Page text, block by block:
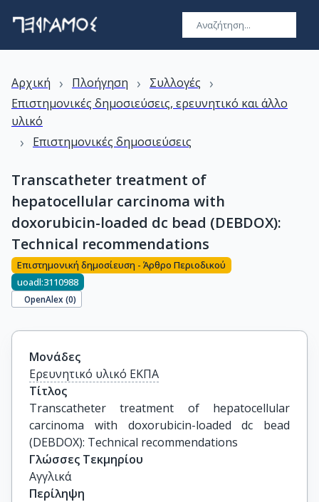
Αρχική › Πλοήγηση › Συλλογές ›
Επιστημονικές δημοσιεύσεις, ερευνητικό και άλλο
υλικό
› Επιστημονικές δημοσιεύσεις
Transcatheter treatment of
hepatocellular carcinoma with
doxorubicin-loaded dc bead (DEBDOX):
Technical recommendations
Επιστημονική δημοσίευση - Άρθρο Περιοδικού
uoadl:3110988
OpenAlex (0)
Μονάδες
Ερευνητικό υλικό ΕΚΠΑ
Τίτλος
Transcatheter treatment of hepatocellular
carcinoma with doxorubicin-loaded dc bead
(DEBDOX): Technical recommendations
Γλώσσες Τεκμηρίου
Αγγλικά
Περίληψη